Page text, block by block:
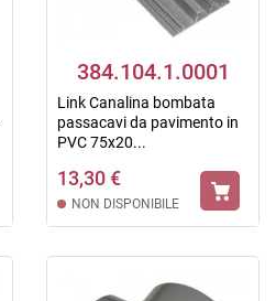
384.104.1.0001
Link Canalina bombata
passacavi da pavimento in
PVC 75x20...
13,30 €
NON DISPONIBILE